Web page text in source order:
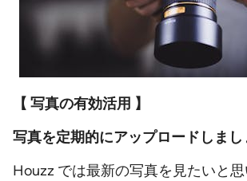
【 写真の有効活用 】
写真を定期的にアップロードしまし
Houzz では最新の写真を見たいと